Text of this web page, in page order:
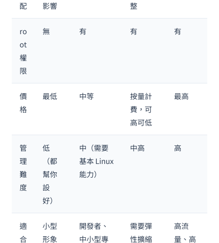
配
影響
整
ro
ot
權
限
無 有 有 有
價
格
最低 中等
按量計
費，可
高可低
最高
管
理
難
度
低
（都
幫你
設
好）
中（需要
基本 Linux
能力）
中高 高
適
合
小型
形象
開發者、
中小型專
需要彈
性擴縮
高流
量、高